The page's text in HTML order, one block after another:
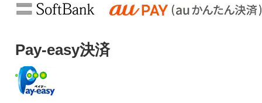
Pay-easy決済